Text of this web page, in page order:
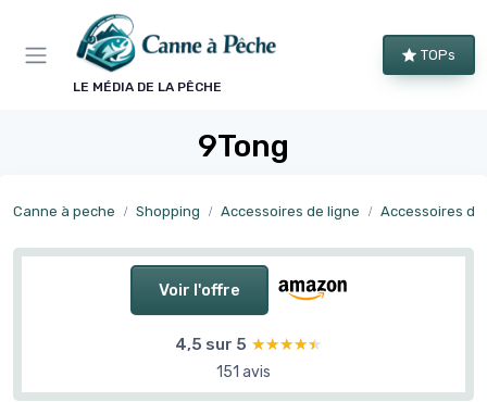
LE MÉDIA DE LA PÊCHE
TOPs
9Tong
Canne à peche Shopping Accessoires de ligne Accessoires
Voir l'offre
4,5 sur 5 ★★★★★
★★★★★
151 avis
Panneau de gestion des cookies